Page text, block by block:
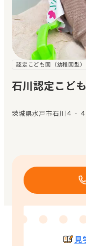
お気に入り
見学日記
メッセージ
おすすめの園
エンクルの特徴と活用方法
認定こども園（幼稚園型）
石川認定こど
茨城県水戸市石川４‐
見